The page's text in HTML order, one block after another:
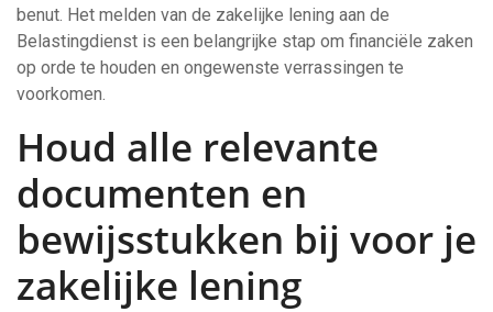
benut. Het melden van de zakelijke lening aan de
Belastingdienst is een belangrijke stap om financiële zaken
op orde te houden en ongewenste verrassingen te
voorkomen.
Houd alle relevante
documenten en
bewijsstukken bij voor je
zakelijke lening